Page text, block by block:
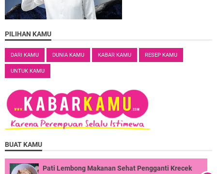
PILIHAN KAMU
DARI KAMU DUNIA KAMU KABAR KAMU RESEP KAMU
UNTUK KAMU
BUAT KAMU
Pati Lembong Makanan Sehat Pengganti Krecek